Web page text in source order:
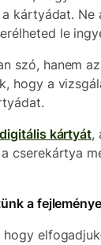
kártyádat. Ne
le
szó, hanem
hogy a
kártyát,
cserekártya
a